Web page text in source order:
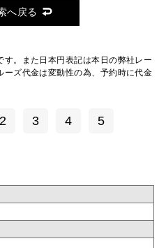
へ戻る
。また日本円表記は本日の弊社レー
ーズ代金は変動性の為、予約時に代金
2 3 4 5